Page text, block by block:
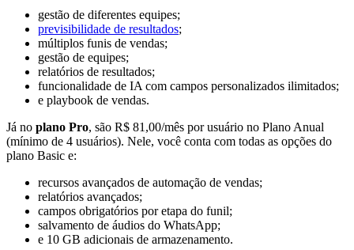
gestão de diferentes equipes;
previsibilidade de resultados;
múltiplos funis de vendas;
gestão de equipes;
relatórios de resultados;
funcionalidade de IA com campos personalizados ilimitados;
e playbook de vendas.
Já no plano Pro, são R$ 81,00/mês por usuário no Plano Anual
(mínimo de 4 usuários). Nele, você conta com todas as opções do
plano Basic e:
recursos avançados de automação de vendas;
relatórios avançados;
campos obrigatórios por etapa do funil;
salvamento de áudios do WhatsApp;
e 10 GB adicionais de armazenamento.